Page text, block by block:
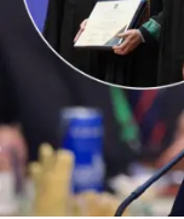
Han muerto
más de 300
niños por
ébola en